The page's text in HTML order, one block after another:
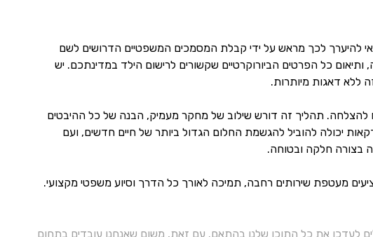
להיערך לכך מראש על ידי קבלת המסמכים המשפטיים הדרושים לשם
כל הפרטים הביורוקרטיים שקשורים לרישום הילד במדינתכם. יש
ללא דאגות מיותרות.
להצלחה. תהליך זה דורש שילוב של מחקר מעמיק, הבנה של כל ההיבטים
יכולה להוביל להגשמת החלום הגדול ביותר של חיים חדשים, ועם
בצורה חלקה ובטוחה.
מעטפת שירותים רחבה, תמיכה לאורך כל הדרך וסיוע משפטי מקצועי.
את כל התוכן שלנו בהתאם. עם זאת, משום שאנחנו עובדים בתחום